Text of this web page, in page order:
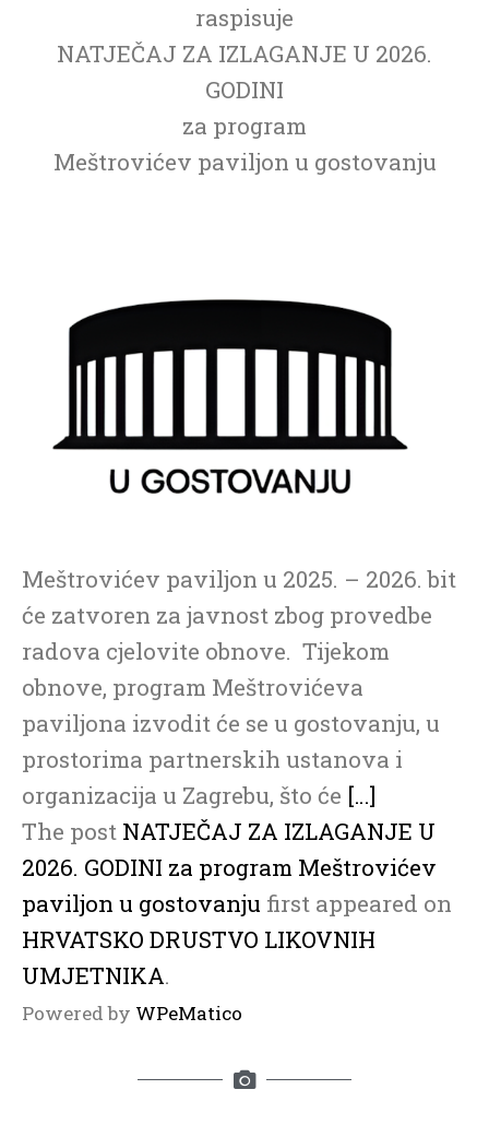
raspisuje
NATJEČAJ ZA IZLAGANJE U 2026.
GODINI
za program
Meštrovićev paviljon u gostovanju
Meštrovićev paviljon u 2025. – 2026. bit
će zatvoren za javnost zbog provedbe
radova cjelovite obnove. Tijekom
obnove, program Meštrovićeva
paviljona izvodit će se u gostovanju, u
prostorima partnerskih ustanova i
organizacija u Zagrebu, što će […]
The post NATJEČAJ ZA IZLAGANJE U
2026. GODINI za program Meštrovićev
paviljon u gostovanju first appeared on
HRVATSKO DRUSTVO LIKOVNIH
UMJETNIKA.
Powered by WPeMatico